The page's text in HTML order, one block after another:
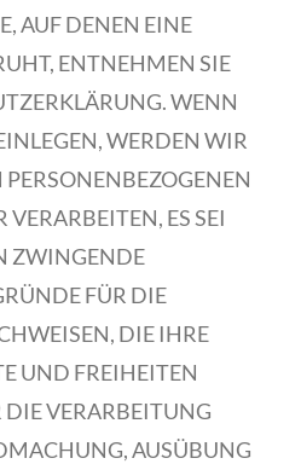
AUF DENEN EINE
ENTNEHMEN SIE
WENN
WERDEN WIR
ES SEI
ZWINGENDE
FÜR DIE
DIE IHRE
UND FREIHEITEN
VERARBEITUNG
AUSÜBUNG